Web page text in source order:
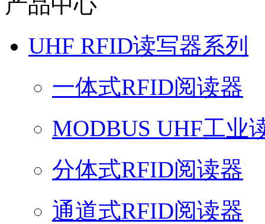
UHF RFID读写器系列
一体式RFID阅读器
MODBUS UHF工业
分体式RFID阅读器
通道式RFID阅读器